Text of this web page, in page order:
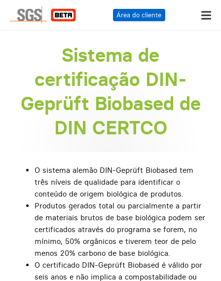
Área do cliente
Sistema de
certificação DIN-
Geprüft Biobased de
DIN CERTCO
O sistema alemão DIN-Geprüft Biobased tem
três níveis de qualidade para identificar o
conteúdo de origem biológica de produtos.
Produtos gerados total ou parcialmente a partir
de materiais brutos de base biológica podem ser
certificados através do programa se forem, no
mínimo, 50% orgânicos e tiverem teor de pelo
menos 20% carbono de base biológica.
O certificado DIN-Geprüft Biobased é válido por
seis anos e não implica a compostabilidade ou